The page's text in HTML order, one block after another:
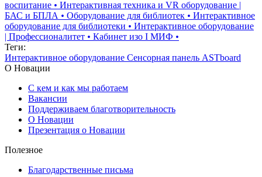
воспитание • Интерактивная техника и VR оборудование |
БАС и БПЛА • Оборудование для библиотек • Интерактивное
оборудование для библиотеки • Интерактивное оборудование
| Профессионалитет • Кабинет изо I МИФ •
Теги:
Интерактивное оборудование Сенсорная панель ASTboard
О Новации
С кем и как мы работаем
Вакансии
Поддерживаем благотворительность
О Новации
Презентация о Новации
Полезное
Благодарственные письма